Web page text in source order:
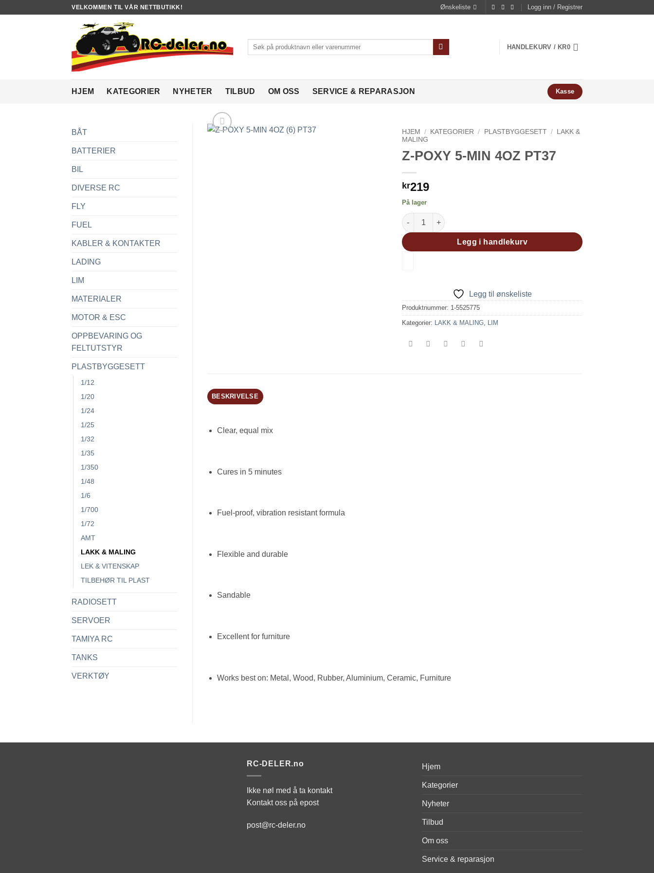
VELKOMMEN TIL VÅR NETTBUTIKK! Ønskeliste Logg inn / Registrer
Søk
HANDLEKURV / KR0
HJEM KATEGORIER NYHETER TILBUD OM OSS SERVICE & REPARASJON Kasse
BÅT
BATTERIER
BIL
DIVERSE RC
FLY
FUEL
KABLER & KONTAKTER
LADING
LIM
MATERIALER
MOTOR & ESC
OPPBEVARING OG
FELTUTSTYR
PLASTBYGGESETT
1/12
1/20
1/24
1/25
1/32
1/35
1/350
1/48
1/6
1/700
1/72
AMT
LAKK & MALING
LEK & VITENSKAP
TILBEHØR TIL PLAST
RADIOSETT
SERVOER
TAMIYA RC
TANKS
VERKTØY
HJEM / KATEGORIER / PLASTBYGGESETT /
LAKK &
MALING
Z-POXY 5-MIN 4OZ PT37
kr219
På lager
Z-POXY 5-MIN 4OZ PT37 antall
Legg i handlekurv
Legg til ønskeliste
Produktnummer: 1-5525775
Kategorier: LAKK & MALING, LIM
BESKRIVELSE
Clear, equal mix
Cures in 5 minutes
Fuel-proof, vibration resistant formula
Flexible and durable
Sandable
Excellent for furniture
Works best on: Metal, Wood, Rubber, Aluminium, Ceramic, Furniture
RC-DELER.no
Ikke nøl med å ta kontakt
Kontakt oss på epost
post@rc-deler.no
Hjem
Kategorier
Nyheter
Tilbud
Om oss
Service & reparasjon